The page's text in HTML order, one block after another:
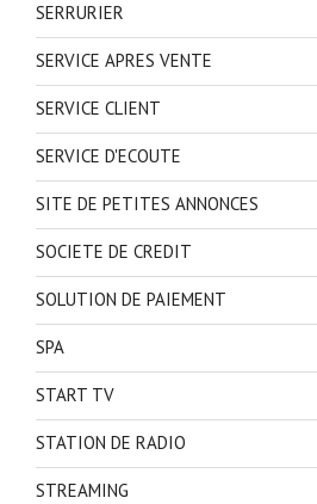
SERRURIER
SERVICE APRES VENTE
SERVICE CLIENT
SERVICE D'ECOUTE
SITE DE PETITES ANNONCES
SOCIETE DE CREDIT
SOLUTION DE PAIEMENT
SPA
START TV
STATION DE RADIO
STREAMING